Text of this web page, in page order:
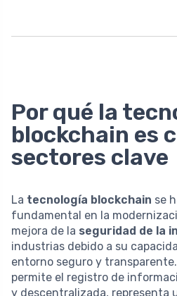
Por qué la
blockchain es
sectores clave
La tecnología blockchain se
fundamental en la
mejora de la seguridad de la
industrias debido a su
entorno seguro y
permite el registro de
y descentralizada, representa